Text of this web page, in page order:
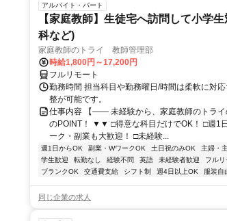
アルバイト・パート
【家庭教師】生徒宅へ訪問して小学
科など)
家庭教師のトライ 教師管理部
時給1,800円～17,200円
フルリモート
勤務時間 担当科目や勤務曜日/時間は柔軟に対
整が可能です。
仕事内容 【―― 未経験から、家庭教師のトラ
のPOINT！ ▼▼ □得意な科目だけでOK！ □週1
ーク・副業も大歓迎！ □未経験...
週1日からOK 副業・WワークOK 土日祝のみOK 主婦・
学生歓迎
転勤なし 経験不問 英語 未経験者歓迎 フルリ
ブランクOK
交通費支給 シフト制 週4日以上OK 服装自
同じ企業の求人